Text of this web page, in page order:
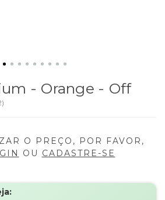
- Orange - Off
)
O PREÇO, POR FAVOR,
OU CADASTRE-SE